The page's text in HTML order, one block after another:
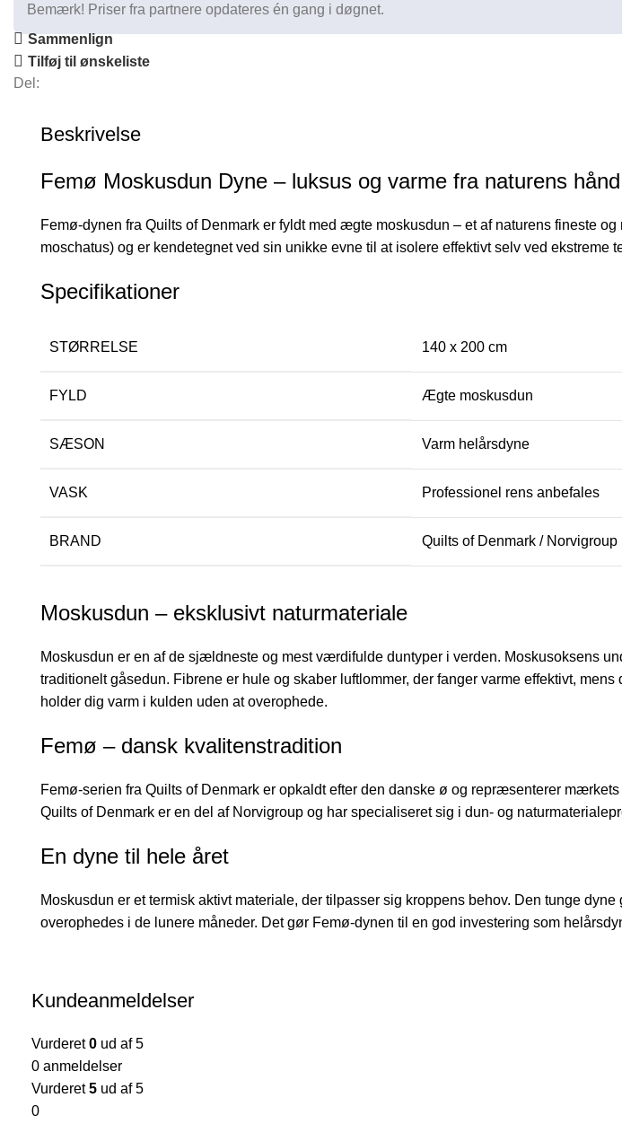
Bemærk! Priser fra partnere opdateres én gang i døgnet.
Sammenlign
Tilføj til ønskeliste
Del:
Beskrivelse
Femø Moskusdun Dyne – luksus og varme fra naturens hånd
Femø-dynen fra Quilts of Denmark er fyldt med ægte moskusdun – et af naturens fineste
moschatus) og er kendetegnet ved sin unikke evne til at isolere effektivt selv ved ekstreme
Specifikationer
STØRRELSE 140 x 200 cm
FYLD Ægte moskusdun
SÆSON Varm helårsdyne
VASK Professionel rens anbefales
BRAND Quilts of Denmark / Norvigroup
Moskusdun – eksklusivt naturmateriale
Moskusdun er en af de sjældneste og mest værdifulde duntyper i verden. Moskusoksens
traditionelt gåsedun. Fibrene er hule og skaber luftlommer, der fanger varme effektivt,
holder dig varm i kulden uden at overophede.
Femø – dansk kvalitenstradition
Femø-serien fra Quilts of Denmark er opkaldt efter den danske ø og repræsenterer
Quilts of Denmark er en del af Norvigroup og har specialiseret sig i dun- og
En dyne til hele året
Moskusdun er et termisk aktivt materiale, der tilpasser sig kroppens behov. Den tunge
overophedes i de lunere måneder. Det gør Femø-dynen til en god investering som
Kundeanmeldelser
Vurderet0 ud af 5
0 anmeldelser
Vurderet5 ud af 5
0